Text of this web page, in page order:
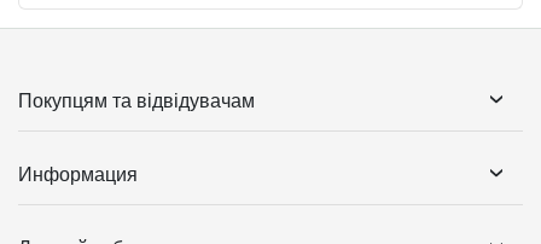
Покупцям та відвідувачам
Информация